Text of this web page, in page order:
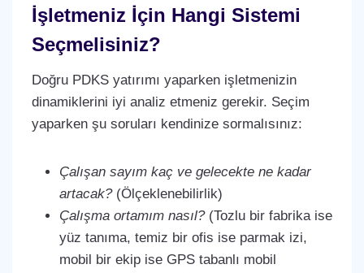
İşletmeniz İçin Hangi Sistemi
Seçmelisiniz?
Doğru PDKS yatırımı yaparken işletmenizin
dinamiklerini iyi analiz etmeniz gerekir. Seçim
yaparken şu soruları kendinize sormalısınız:
Çalışan sayım kaç ve gelecekte ne kadar
artacak?(Ölçeklenebilirlik)
Çalışma ortamım nasıl?(Tozlu bir fabrika ise
yüz tanıma, temiz bir ofis ise parmak izi,
mobil bir ekip ise GPS tabanlı mobil